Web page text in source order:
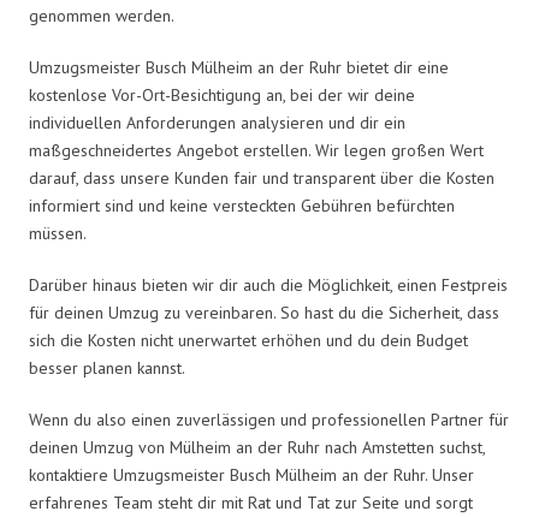
genommen werden.
Umzugsmeister Busch Mülheim an der Ruhr bietet dir eine
kostenlose Vor-Ort-Besichtigung an, bei der wir deine
individuellen Anforderungen analysieren und dir ein
maßgeschneidertes Angebot erstellen. Wir legen großen Wert
darauf, dass unsere Kunden fair und transparent über die Kosten
informiert sind und keine versteckten Gebühren befürchten
müssen.
Darüber hinaus bieten wir dir auch die Möglichkeit, einen Festpreis
für deinen Umzug zu vereinbaren. So hast du die Sicherheit, dass
sich die Kosten nicht unerwartet erhöhen und du dein Budget
besser planen kannst.
Wenn du also einen zuverlässigen und professionellen Partner für
deinen Umzug von Mülheim an der Ruhr nach Amstetten suchst,
kontaktiere Umzugsmeister Busch Mülheim an der Ruhr. Unser
erfahrenes Team steht dir mit Rat und Tat zur Seite und sorgt